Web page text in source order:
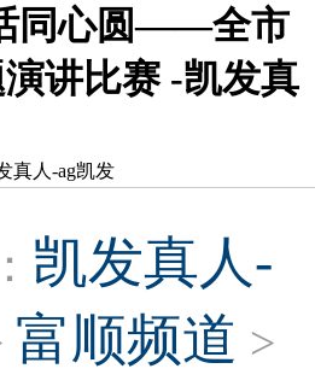
同心圆——全市
讲比赛 -凯发真
真人-ag凯发
凯发真人-
富顺频道 >